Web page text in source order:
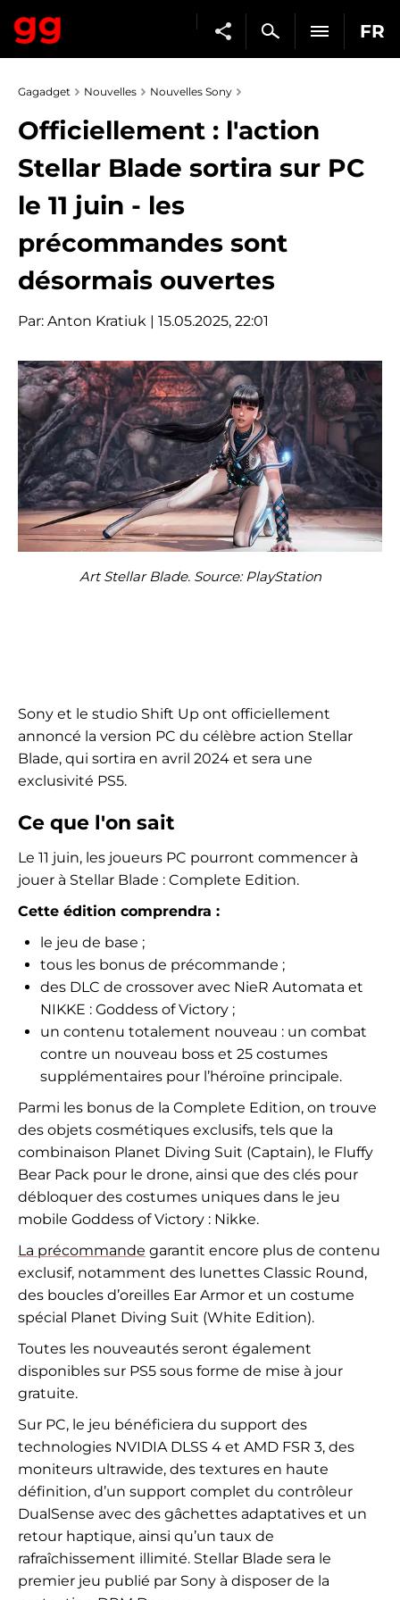
FR
Gagadget Nouvelles Nouvelles Sony
Officiellement : l'action
Stellar Blade sortira sur PC
le 11 juin - les
précommandes sont
désormais ouvertes
Par: Anton Kratiuk | 15.05.2025, 22:01
Art Stellar Blade. Source: PlayStation
Sony et le studio Shift Up ont officiellement
annoncé la version PC du célèbre action Stellar
Blade, qui sortira en avril 2024 et sera une
exclusivité PS5.
Ce que l'on sait
Le 11 juin, les joueurs PC pourront commencer à
jouer à Stellar Blade : Complete Edition.
Cette édition comprendra :
le jeu de base ;
tous les bonus de précommande ;
des DLC de crossover avec NieR Automata et
NIKKE : Goddess of Victory ;
un contenu totalement nouveau : un combat
contre un nouveau boss et 25 costumes
supplémentaires pour l’héroïne principale.
Parmi les bonus de la Complete Edition, on trouve
des objets cosmétiques exclusifs, tels que la
combinaison Planet Diving Suit (Captain), le Fluffy
Bear Pack pour le drone, ainsi que des clés pour
débloquer des costumes uniques dans le jeu
mobile Goddess of Victory : Nikke.
La précommande garantit encore plus de contenu
exclusif, notamment des lunettes Classic Round,
des boucles d’oreilles Ear Armor et un costume
spécial Planet Diving Suit (White Edition).
Toutes les nouveautés seront également
disponibles sur PS5 sous forme de mise à jour
gratuite.
Sur PC, le jeu bénéficiera du support des
technologies NVIDIA DLSS 4 et AMD FSR 3, des
moniteurs ultrawide, des textures en haute
définition, d’un support complet du contrôleur
DualSense avec des gâchettes adaptatives et un
retour haptique, ainsi qu’un taux de
rafraîchissement illimité. Stellar Blade sera le
premier jeu publié par Sony à disposer de la